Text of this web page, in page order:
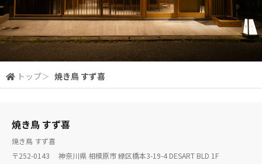
トップ＞ 焼き鳥 すず喜
焼き鳥 すず喜
焼き鳥 すず喜
〒252-0143 神奈川県 相模原市 緑区橋本3-19-4 DESART BLD 1F